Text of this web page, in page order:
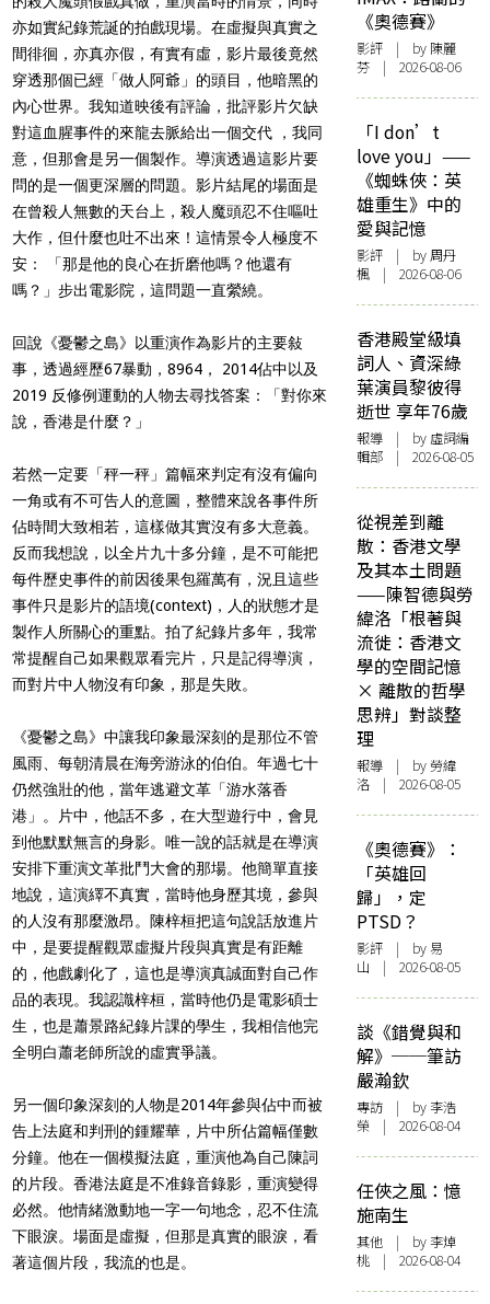
亦如實紀錄荒誕的拍戲現場。在虛擬與真實之
間徘徊，亦真亦假，有實有虛，影片最後竟然
穿透那個已經「做人阿爺」的頭目，他暗黑的
內心世界。我知道映後有評論，批評影片欠缺
對這血腥事件的來龍去脈給出一個交代 ，我同
意，但那會是另一個製作。導演透過這影片要
問的是一個更深層的問題。影片結尾的場面是
在曾殺人無數的天台上，殺人魔頭忍不住嘔吐
大作，但什麼也吐不出來！這情景令人極度不
安： 「那是他的良心在折磨他嗎？他還有
嗎？」步出電影院，這問題一直縈繞。
回說《憂鬱之島》以重演作為影片的主要敍
事，透過經歷67暴動，8964， 2014佔中以及
2019 反修例運動的人物去尋找答案：「對你來
說，香港是什麼？」
若然一定要「秤一秤」篇幅來判定有沒有偏向
一角或有不可告人的意圖，整體來說各事件所
佔時間大致相若，這樣做其實沒有多大意義。
反而我想說，以全片九十多分鐘，是不可能把
每件歷史事件的前因後果包羅萬有，況且這些
事件只是影片的語境(context)，人的狀態才是
製作人所關心的重點。拍了紀錄片多年，我常
常提醒自己如果觀眾看完片，只是記得導演，
而對片中人物沒有印象，那是失敗。
《憂鬱之島》中讓我印象最深刻的是那位不管
風雨、每朝清晨在海旁游泳的伯伯。年過七十
仍然強壯的他，當年逃避文革「游水落香
港」。片中，他話不多，在大型遊行中，會見
到他默默無言的身影。唯一說的話就是在導演
安排下重演文革批鬥大會的那場。他簡單直接
地說，這演繹不真實，當時他身歷其境，參與
的人沒有那麼激昂。陳梓桓把這句說話放進片
中，是要提醒觀眾虛擬片段與真實是有距離
的，他戲劇化了，這也是導演真誠面對自己作
品的表現。我認識梓桓，當時他仍是電影碩士
生，也是蕭景路紀錄片課的學生，我相信他完
全明白蕭老師所說的虛實爭議。
另一個印象深刻的人物是2014年參與佔中而被
告上法庭和判刑的鍾耀華，片中所佔篇幅僅數
分鐘。他在一個模擬法庭，重演他為自己陳詞
的片段。香港法庭是不准錄音錄影，重演變得
必然。他情緒激動地一字一句地念，忍不住流
下眼淚。場面是虛擬，但那是真實的眼淚，看
著這個片段，我流的也是。
《奧德賽》
影評 | by 陳麗
芬 | 2026-08-06
「I don’t
love you」——
《蜘蛛俠：英
雄重生》中的
愛與記憶
影評 | by周丹
楓 | 2026-08-06
香港殿堂級填
詞人、資深綠
葉演員黎彼得
逝世 享年76歲
報導 | by 虛詞編
輯部 | 2026-08-05
從視差到離
散：香港文學
及其本土問題
——陳智德與勞
緯洛「根著與
流徙：香港文
學的空間記憶
× 離散的哲學
思辨」對談整
理
報導 | by 勞緯
洛 | 2026-08-05
《奧德賽》：
「英雄回
歸」，定
PTSD？
影評 | by 易
山 | 2026-08-05
談《錯覺與和
解》──筆訪
嚴瀚欽
專訪 | by 李浩
榮 | 2026-08-04
任俠之風：憶
施南生
其他 | by 李焯
桃 | 2026-08-04